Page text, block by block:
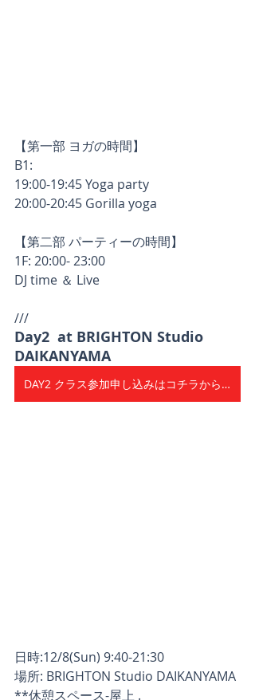
【第一部 ヨガの時間】
B1:
19:00-19:45 Yoga party
20:00-20:45 Gorilla yoga
【第二部 パーティーの時間】
1F: 20:00- 23:00
DJ time ＆ Live
///
Day2  at BRIGHTON Studio
DAIKANYAMA
DAY2 クラス参加申し込みはコチラから！
日時:12/8(Sun) 9:40-21:30
場所: BRIGHTON Studio DAIKANYAMA
**休憩スペース-屋上 .